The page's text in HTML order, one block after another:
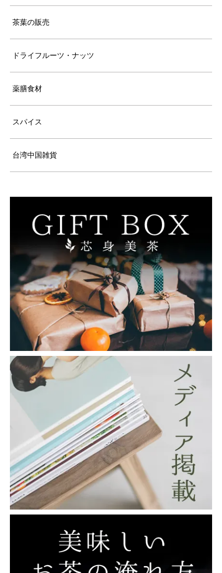
茶葉の販売
ドライフルーツ・ナッツ
薬膳食材
スパイス
台湾中国雑貨